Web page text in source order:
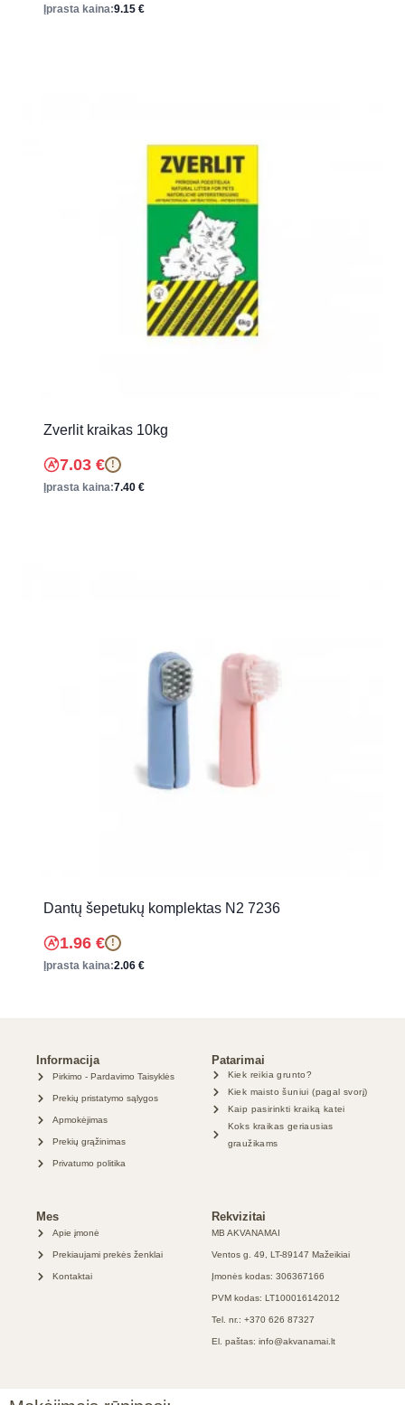
Įprasta kaina:9.15 €
Zverlit kraikas 10kg
7.03 € !
Įprasta kaina:7.40 €
Dantų šepetukų komplektas N2 7236
1.96 € !
Įprasta kaina:2.06 €
Informacija
Pirkimo - Pardavimo Taisyklės
Prekių pristatymo sąlygos
Apmokėjimas
Prekių grąžinimas
Privatumo politika
Patarimai
Kiek reikia grunto?
Kiek maisto šuniui (pagal svorį)
Kaip pasirinkti kraiką katei
Koks kraikas geriausias
graužikams
Mes
Apie įmonė
Prekiaujami prekės ženklai
Kontaktai
Rekvizitai
MB AKVANAMAI
Ventos g. 49, LT-89147 Mažeikiai
Įmonės kodas: 306367166
PVM kodas: LT100016142012
Tel. nr.: +370 626 87327
El. paštas: info@akvanamai.lt